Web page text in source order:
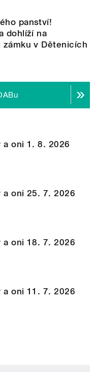
panství!
dohlíží na
v Dětenicích
oni 1. 8. 2026
oni 25. 7. 2026
oni 18. 7. 2026
oni 11. 7. 2026